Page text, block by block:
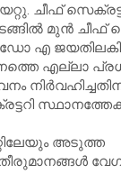
ചീഫ്
മുൻ ചീഫ്
ഡോ എ
എല്ലാ
അടുത്ത